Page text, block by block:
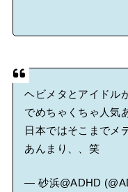
ヘビメタとアイドル
でめちゃくちゃ人気
日本ではそこまでメ
あんまり、、笑
— 砂浜@ADHD